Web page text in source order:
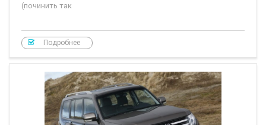
(починить так
Подробнее